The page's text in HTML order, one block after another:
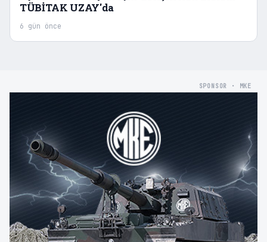
TÜBİTAK UZAY'da
6 gün önce
SPONSOR · MKE